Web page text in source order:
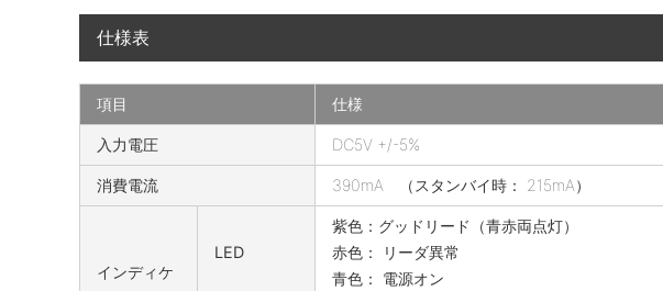
仕様表
T
項目 仕様
入力電圧 DC5V +/-5%
消費電流 390mA （スタンバイ時： 215mA）
インディケ
LED
紫色：グッドリード（青赤両点灯）
赤色： リーダ異常
青色： 電源オン